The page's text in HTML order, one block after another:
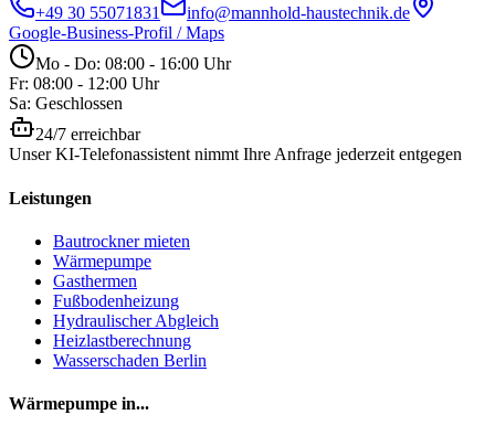
+49 30 55071831
info@mannhold-haustechnik.de
Google-Business-Profil / Maps
Mo - Do: 08:00 - 16:00 Uhr
Fr: 08:00 - 12:00 Uhr
Sa: Geschlossen
24/7 erreichbar
Unser KI-Telefonassistent nimmt Ihre Anfrage jederzeit entgegen
Leistungen
Bautrockner mieten
Wärmepumpe
Gasthermen
Fußbodenheizung
Hydraulischer Abgleich
Heizlastberechnung
Wasserschaden Berlin
Wärmepumpe in...